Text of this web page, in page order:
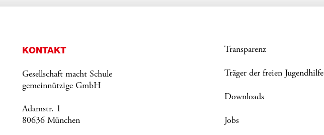
KONTAKT
Gesellschaft macht Schule
gemeinnützige GmbH
Adamstr. 1
80636 München
Transparenz
Träger der freien Jugendhilfe
Downloads
Jobs